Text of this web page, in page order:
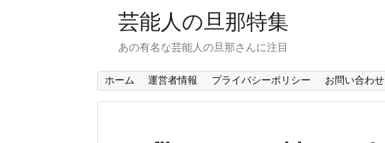
芸能人の旦那特集
あの有名な芸能人の旦那さんに注目
ホーム 運営者情報 プライバシーポリシー お問い合わせ